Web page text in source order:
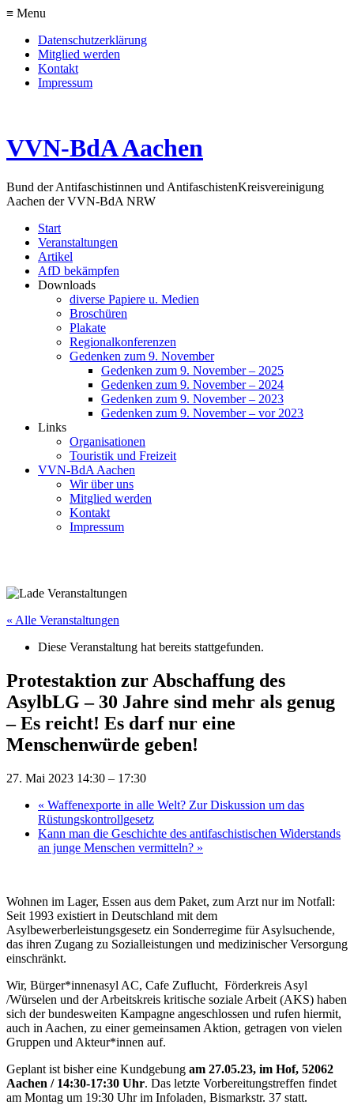
≡ Menu
Datenschutzerklärung
Mitglied werden
Kontakt
Impressum
VVN-BdA Aachen
Bund der Antifaschistinnen und AntifaschistenKreisvereinigung
Aachen der VVN-BdA NRW
Start
Veranstaltungen
Artikel
AfD bekämpfen
Downloads
diverse Papiere u. Medien
Broschüren
Plakate
Regionalkonferenzen
Gedenken zum 9. November
Gedenken zum 9. November – 2025
Gedenken zum 9. November – 2024
Gedenken zum 9. November – 2023
Gedenken zum 9. November – vor 2023
Links
Organisationen
Touristik und Freizeit
VVN-BdA Aachen
Wir über uns
Mitglied werden
Kontakt
Impressum
« Alle Veranstaltungen
Diese Veranstaltung hat bereits stattgefunden.
Protestaktion zur Abschaffung des
AsylbLG – 30 Jahre sind mehr als genug
– Es reicht! Es darf nur eine
Menschenwürde geben!
27. Mai 2023 14:30 – 17:30
« Waffenexporte in alle Welt? Zur Diskussion um das
Rüstungskontrollgesetz
Kann man die Geschichte des antifaschistischen Widerstands
an junge Menschen vermitteln? »
Wohnen im Lager, Essen aus dem Paket, zum Arzt nur im Notfall:
Seit 1993 existiert in Deutschland mit dem
Asylbewerberleistungsgesetz ein Sonderregime für Asylsuchende,
das ihren Zugang zu Sozialleistungen und medizinischer Versorgung
einschränkt.
Wir, Bürger*innenasyl AC, Cafe Zuflucht, Förderkreis Asyl
/Würselen und der Arbeitskreis kritische soziale Arbeit (AKS) haben
sich der bundesweiten Kampagne angeschlossen und rufen hiermit,
auch in Aachen, zu einer gemeinsamen Aktion, getragen von vielen
Gruppen und Akteur*innen auf.
Geplant ist bisher eine Kundgebung am 27.05.23, im Hof, 52062
Aachen / 14:30-17:30 Uhr. Das letzte Vorbereitungstreffen findet
am Montag um 19:30 Uhr im Infoladen, Bismarkstr. 37 statt.